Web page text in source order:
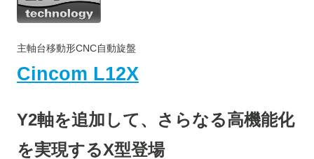
主軸台移動形CNC自動旋盤
Cincom L12X
Y2軸を追加して、さらなる高機能化
を実現するX型登場